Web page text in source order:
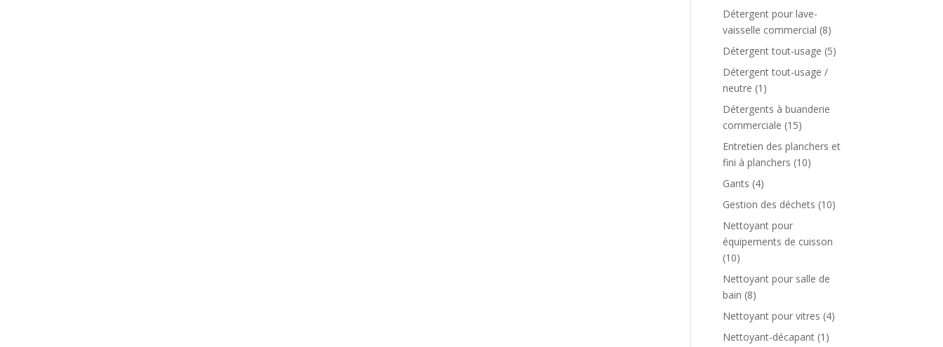
Détergent pour lave-
vaisselle commercial (8)
Détergent tout-usage (5)
Détergent tout-usage /
neutre (1)
Détergents à buanderie
commerciale (15)
Entretien des planchers et
fini à planchers (10)
Gants (4)
Gestion des déchets (10)
Nettoyant pour
équipements de cuisson
(10)
Nettoyant pour salle de
bain (8)
Nettoyant pour vitres (4)
Nettoyant-décapant (1)